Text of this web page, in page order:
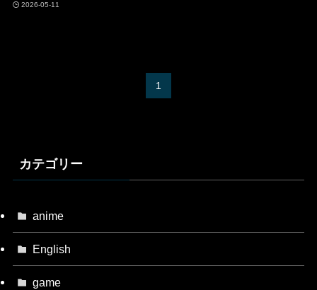
2026-05-11
1
カテゴリー
anime
English
game